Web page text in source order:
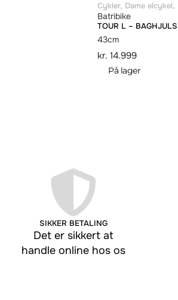
Cykler, Dame elcykel,
Batribike
TOUR L –
43cm
kr. 14.999
På lager
SIKKER BETALING
Det er sikkert at
handle online hos os